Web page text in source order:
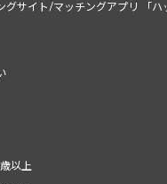
グサイト/マッチングアプリ 「ハ
以上